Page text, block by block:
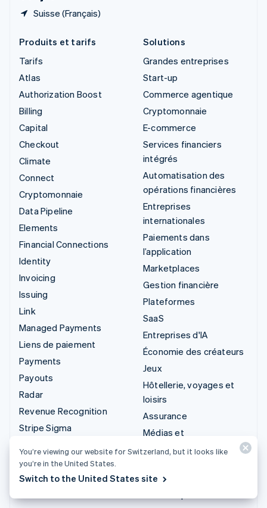
Suisse (Français)
Produits et tarifs
Tarifs
Atlas
Authorization Boost
Billing
Capital
Checkout
Climate
Connect
Cryptomonnaie
Data Pipeline
Elements
Financial Connections
Identity
Invoicing
Issuing
Link
Managed Payments
Liens de paiement
Payments
Payouts
Radar
Revenue Recognition
Stripe Sigma
Terminal
Treasury
Solutions
Grandes entreprises
Start-up
Commerce agentique
Cryptomonnaie
E-commerce
Services financiers
intégrés
Automatisation des
opérations financières
Entreprises
internationales
Paiements dans
l’application
Marketplaces
Gestion financière
Plateformes
SaaS
Entreprises d'IA
Économie des créateurs
Jeux
Hôtellerie, voyages et
loisirs
Assurance
Médias et
divertissements
lucratif
You’re viewing our website for Switzerland, but it looks like
you’re in the United States.
Switch to the United States site